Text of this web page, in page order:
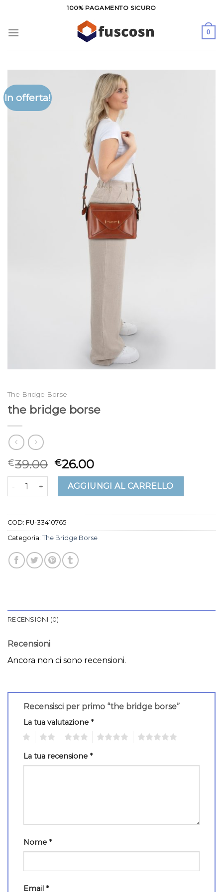
contenuti
100% PAGAMENTO SICURO
0
In offerta!
The Bridge Borse
the bridge borse
€39.00 €26.00
the bridge borse quantitàAGGIUNGI AL CARRELLO
COD: FU-33410765
Categoria: The Bridge Borse
RECENSIONI (0)
Recensioni
Ancora non ci sono recensioni.
Recensisci per primo “the bridge borse”
La tua valutazione *
La tua recensione *
Nome *
Email *